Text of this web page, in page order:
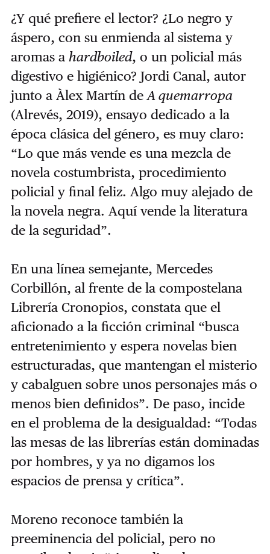
¿Y qué prefiere el lector? ¿Lo negro y
áspero, con su enmienda al sistema y
aromas a hardboiled, o un policial más
digestivo e higiénico? Jordi Canal, autor
junto a Àlex Martín de A quemarropa
(Alrevés, 2019), ensayo dedicado a la
época clásica del género, es muy claro:
“Lo que más vende es una mezcla de
novela costumbrista, procedimiento
policial y final feliz. Algo muy alejado de
la novela negra. Aquí vende la literatura
de la seguridad”.
En una línea semejante, Mercedes
Corbillón, al frente de la compostelana
Librería Cronopios, constata que el
aficionado a la ficción criminal “busca
entretenimiento y espera novelas bien
estructuradas, que mantengan el misterio
y cabalguen sobre unos personajes más o
menos bien definidos”. De paso, incide
en el problema de la desigualdad: “Todas
las mesas de las librerías están dominadas
por hombres, y ya no digamos los
espacios de prensa y crítica”.
Moreno reconoce también la
preeminencia del policial, pero no